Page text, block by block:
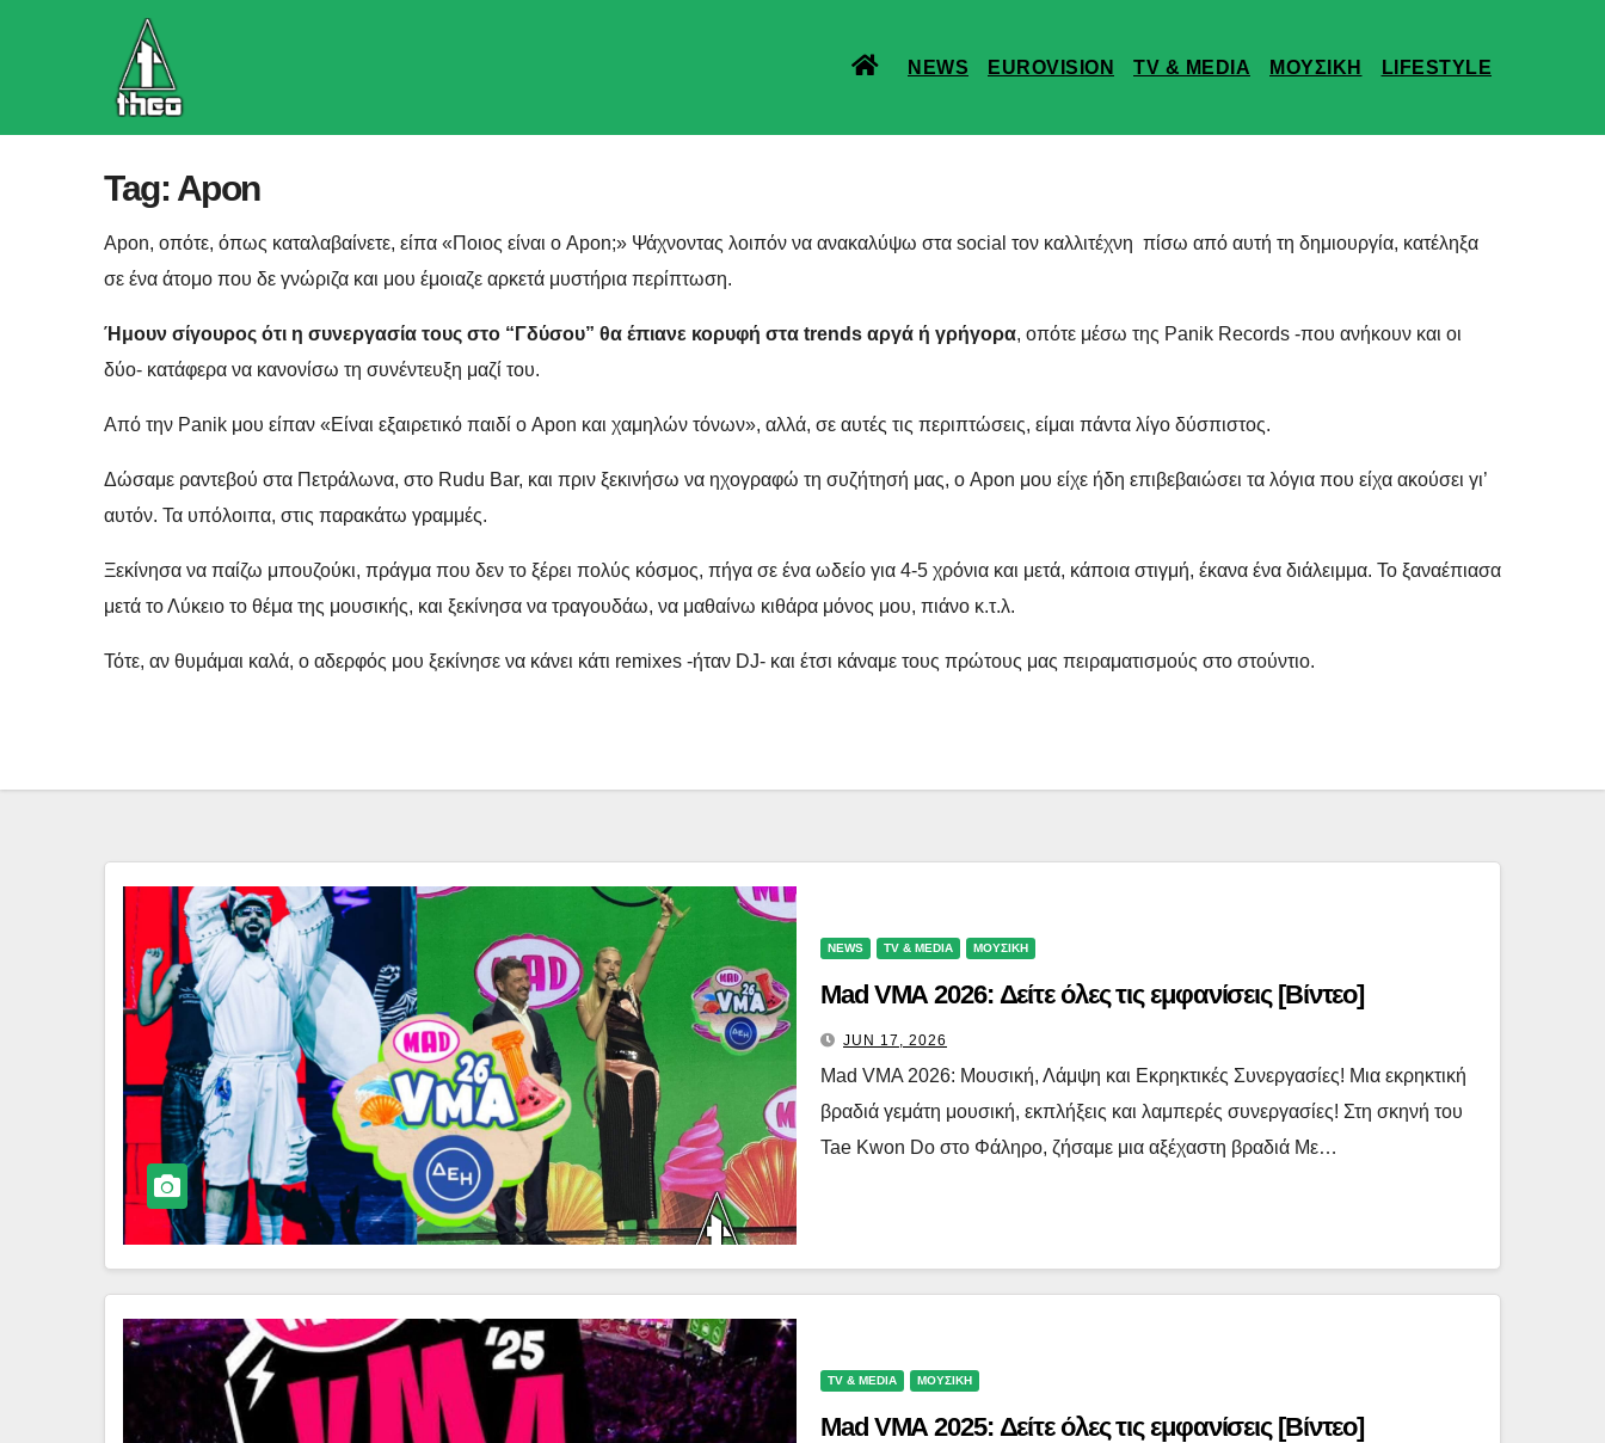
NEWS EUROVISION TV & MEDIA ΜΟΥΣΙΚΗ LIFESTYLE
Tag: Apon
Apon, οπότε, όπως καταλαβαίνετε, είπα «Ποιος είναι ο Apon;» Ψάχνοντας λοιπόν να ανακαλύψω στα social τον καλλιτέχνη πίσω από αυτή τη δημιουργία, κατέληξα
σε ένα άτομο που δε γνώριζα και μου έμοιαζε αρκετά μυστήρια περίπτωση.
Ήμουν σίγουρος ότι η συνεργασία τους στο “Γδύσου” θα έπιανε κορυφή στα trends αργά ή γρήγορα, οπότε μέσω της Panik Records -που ανήκουν και οι
δύο- κατάφερα να κανονίσω τη συνέντευξη μαζί του.
Από την Panik μου είπαν «Είναι εξαιρετικό παιδί ο Apon και χαμηλών τόνων», αλλά, σε αυτές τις περιπτώσεις, είμαι πάντα λίγο δύσπιστος.
Δώσαμε ραντεβού στα Πετράλωνα, στο Rudu Bar, και πριν ξεκινήσω να ηχογραφώ τη συζήτησή μας, ο Apon μου είχε ήδη επιβεβαιώσει τα λόγια που είχα ακούσει γι’
αυτόν. Τα υπόλοιπα, στις παρακάτω γραμμές.
Ξεκίνησα να παίζω μπουζούκι, πράγμα που δεν το ξέρει πολύς κόσμος, πήγα σε ένα ωδείο για 4-5 χρόνια και μετά, κάποια στιγμή, έκανα ένα διάλειμμα. Το ξαναέπιασα
μετά το Λύκειο το θέμα της μουσικής, και ξεκίνησα να τραγουδάω, να μαθαίνω κιθάρα μόνος μου, πιάνο κ.τ.λ.
Τότε, αν θυμάμαι καλά, ο αδερφός μου ξεκίνησε να κάνει κάτι remixes -ήταν DJ- και έτσι κάναμε τους πρώτους μας πειραματισμούς στο στούντιο.
NEWS TV & MEDIA ΜΟΥΣΙΚΗ
Mad VMA 2026: Δείτε όλες τις εμφανίσεις [Βίντεο]
JUN 17, 2026
Mad VMA 2026: Μουσική, Λάμψη και Εκρηκτικές Συνεργασίες! Μια εκρηκτική
βραδιά γεμάτη μουσική, εκπλήξεις και λαμπερές συνεργασίες! Στη σκηνή του
Tae Kwon Do στο Φάληρο, ζήσαμε μια αξέχαστη βραδιά Με…
TV & MEDIA ΜΟΥΣΙΚΗ
Mad VMA 2025: Δείτε όλες τις εμφανίσεις [Βίντεο]